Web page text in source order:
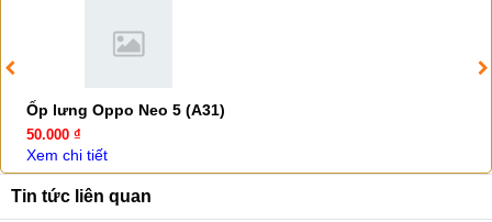
Ốp lưng Oppo Neo 5 (A31)
50.000 ₫
Xem chi tiết
Tin tức liên quan